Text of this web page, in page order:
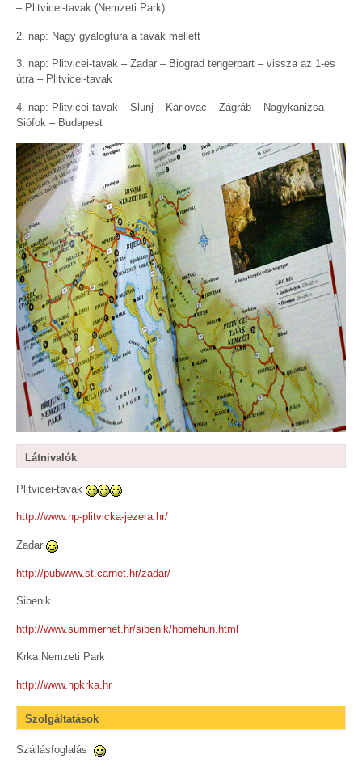
– Plitvicei-tavak (Nemzeti Park)
2. nap: Nagy gyalogtúra a tavak mellett
3. nap: Plitvicei-tavak – Zadar – Biograd tengerpart – vissza az 1-es
útra – Plitvicei-tavak
4. nap: Plitvicei-tavak – Slunj – Karlovac – Zágráb – Nagykanizsa –
Siófok – Budapest
Látnivalók
Plitvicei-tavak
http://www.np-plitvicka-jezera.hr/
Zadar
http://pubwww.st.carnet.hr/zadar/
Sibenik
http://www.summernet.hr/sibenik/homehun.html
Krka Nemzeti Park
http://www.npkrka.hr
Szolgáltatások
Szállásfoglalás